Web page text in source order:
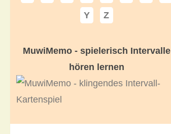
Y
Z
MuwiMemo - spielerisch Intervalle
hören lernen